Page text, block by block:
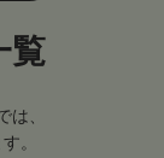
覧
は、
。